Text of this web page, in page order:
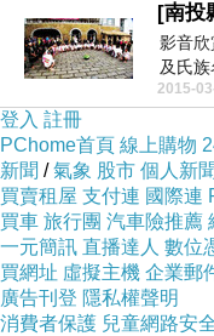
影音欣
及氏
2015-
登入 註冊
PChome首頁 線上購物
新聞 /氣象 股市 個人新
買賣租屋 支付連 國際連
買車 旅行團 汽車險推薦
一元簡訊 直播達人 數位
買網址 虛擬主機 企業郵
廣告刊登 隱私權聲明
消費者保護 兒童網路安